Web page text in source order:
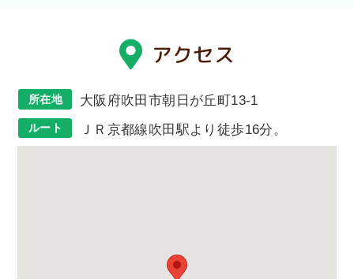
アクセス
所在地 大阪府吹田市朝日が丘町13-1
ルート ＪＲ京都線吹田駅より徒歩16分。